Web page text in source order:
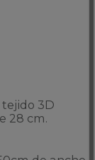
3D
28 cm.